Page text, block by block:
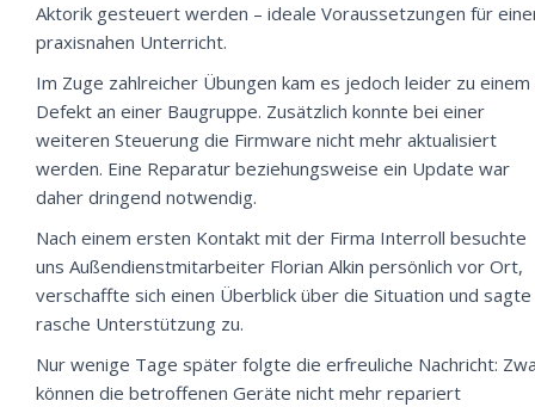
Aktorik gesteuert werden – ideale Voraussetzungen für
praxisnahen Unterricht.
Im Zuge zahlreicher Übungen kam es jedoch leider zu einem
Defekt an einer Baugruppe. Zusätzlich konnte bei einer
weiteren Steuerung die Firmware nicht mehr aktualisiert
werden. Eine Reparatur beziehungsweise ein Update war
daher dringend notwendig.
Nach einem ersten Kontakt mit der Firma Interroll besuchte
uns Außendienstmitarbeiter Florian Alkin persönlich vor Ort,
verschaffte sich einen Überblick über die Situation und sagte
rasche Unterstützung zu.
Nur wenige Tage später folgte die erfreuliche Nachricht:
können die betroffenen Geräte nicht mehr repariert